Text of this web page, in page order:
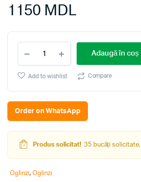
1150 MDL
Fabrik
Home
Doren
quantity
Adaugă în coș
Add to wishlist Compare
Order on WhatsApp
Produs solicitat! 35 bucăți solicitate.
Oglinzi, Oglinzi